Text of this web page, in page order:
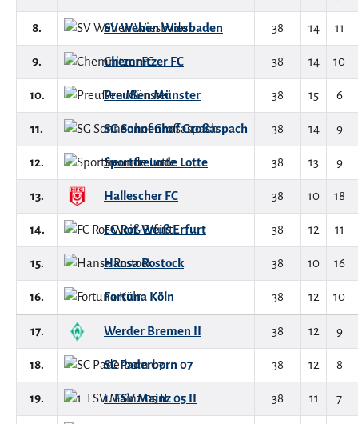
8. SV Wehen Wiesbaden 38 14 11
9. Chemnitzer FC 38 14 10
10. Preußen Münster 38 15 6
11. SG Sonnenhof Großaspach 38 14 9
12. Sportfreunde Lotte 38 13 9
13. Hallescher FC 38 10 18
14. FC Rot-Weiß Erfurt 38 12 11
15. Hansa Rostock 38 10 16
16. Fortuna Köln 38 12 10
17. Werder Bremen II 38 12 9
18. SC Paderborn 07 38 12 8
19. 1. FSV Mainz 05 II 38 11 7